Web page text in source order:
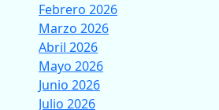
Febrero 2026
Marzo 2026
Abril 2026
Mayo 2026
Junio 2026
Julio 2026